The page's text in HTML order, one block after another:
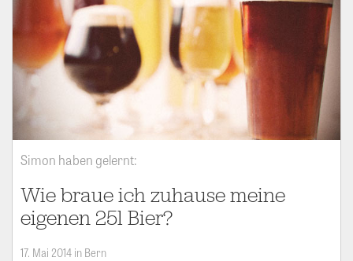
Simon haben gelernt:
Wie braue ich zuhause meine
eigenen 25l Bier?
17. Mai 2014 in Bern